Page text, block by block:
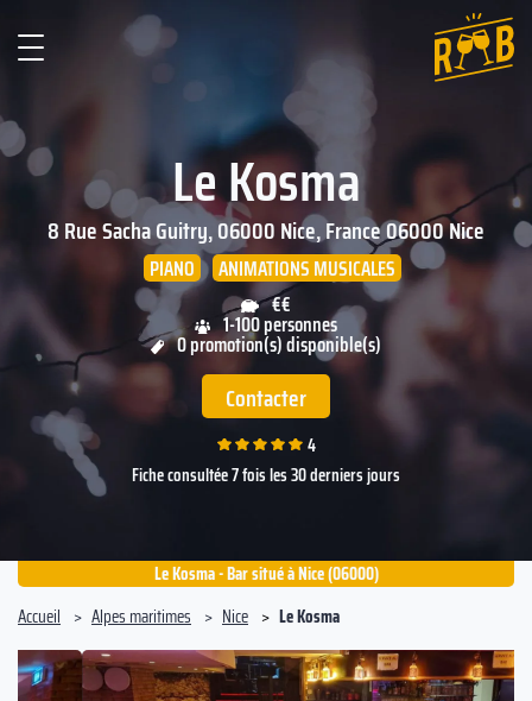
Le Kosma
8 Rue Sacha Guitry, 06000 Nice, France06000Nice
PIANO
ANIMATIONS MUSICALES
€€
1-100 personnes
0 promotion(s) disponible(s)
Contacter
4
Fiche consultée 7 fois les 30 derniers jours
Le Kosma - Bar situé à Nice (06000)
Accueil
Alpes maritimes Nice Le Kosma